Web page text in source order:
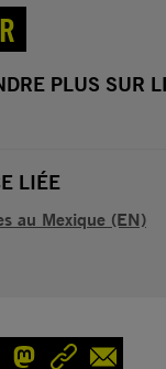
PLUS SUR
LIÉE
au Mexique (EN)